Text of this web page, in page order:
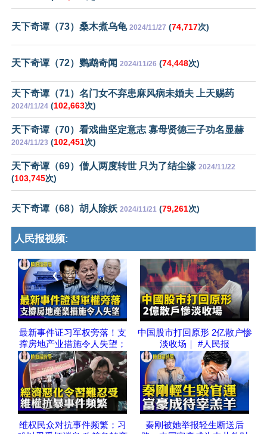
天下奇谭（73）桑木煮乌龟 2024/11/27 (74,717次)
天下奇谭（72）鹦鹉奇闻 2024/11/26 (74,448次)
天下奇谭（71）名门女不弃患麻风病未婚夫 上天赐药
2024/11/24 (102,663次)
天下奇谭（70）看戏曲坚定意志 寡母贤德三子功名显赫
2024/11/23 (102,451次)
天下奇谭（69）僧人两度转世 只为了结尘缘 2024/11/22
(103,745次)
天下奇谭（68）胡人除妖 2024/11/21 (79,261次)
人民报视频:
最新事件证习军权旁落！支
撑房地产业措施令人失望；
中国股市打回原形 2亿散户惨
淡收场｜ #人民报
维权民众对抗事件频繁；习
秦刚被她举报轻生断送后